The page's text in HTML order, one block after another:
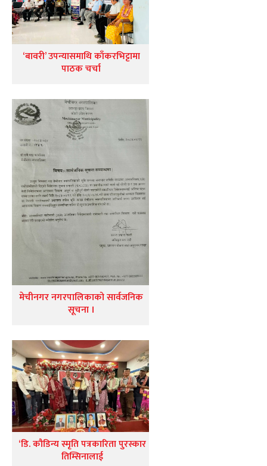
‘बावरी’ उपन्यासमाथि काँकरभिट्टामा
पाठक चर्चा
मेचीनगर नगरपालिकाको सार्वजनिक
सूचना ।
‘डि. कौडिन्य स्मृति पत्रकारिता पुरस्कार
तिम्सिनालाई